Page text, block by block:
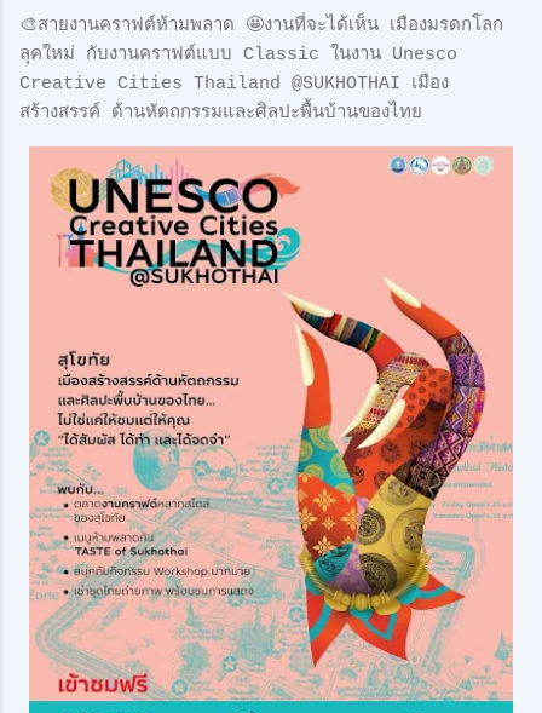
🎨สายงานคราฟต์ห้ามพลาด 🤩งานที่จะได้เห็น เมืองมรดกโลก
ลุคใหม่ กับงานคราฟต์แบบ Classic ในงาน Unesco
Creative Cities Thailand @SUKHOTHAI เมือง
สร้างสรรค์ ด้านหัตถกรรมและศิลปะพื้นบ้านของไทย